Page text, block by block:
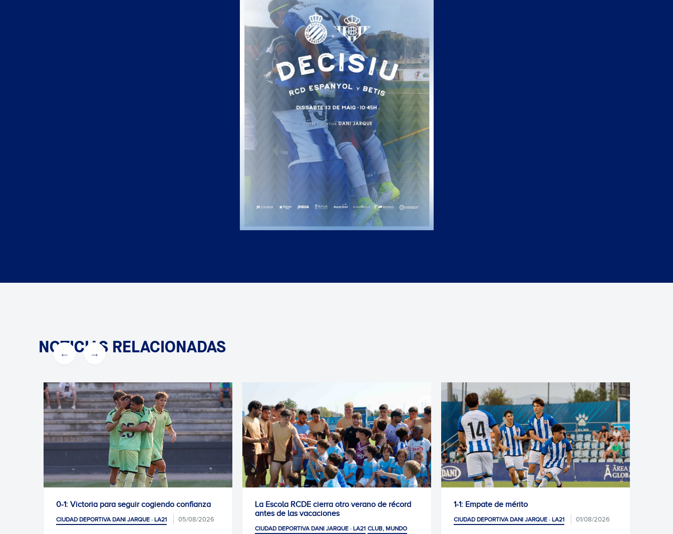
NOTICIAS RELACIONADAS
cogiendo confianza
05/08/2026
La Escola RCDE cierra otro verano de récord
antes de las vacaciones
CLUB, MUNDO
1-1: Empate de mérito
01/08/2026 CIUDAD DEPORTIVA DANI JARQUE · LA21